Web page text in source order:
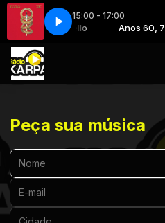
15:00 - 17:00
com Sheyla Mello Anos 60,
africa 074 - toto
Peça sua música
Nome:
E-mail:
Cidade: